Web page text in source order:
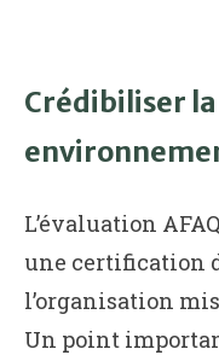
Crédibiliser
L’évaluation
une certification
l’organisation
Un point